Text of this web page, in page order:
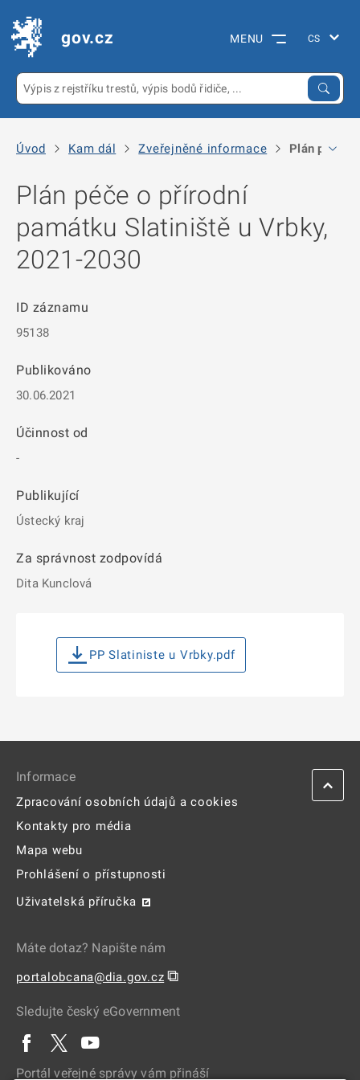
gov.cz MENU
Úvod Kam dál Zveřejněné informace Plán péče
Plán péče o přírodní
památku Slatiniště u Vrbky,
2021-2030
ID záznamu
95138
Publikováno
30.06.2021
Účinnost od
-
Publikující
Ústecký kraj
Za správnost zodpovídá
Dita Kunclová
PP Slatiniste u Vrbky.pdf
Informace
Zpracování osobních údajů a cookies
Kontakty pro média
Mapa webu
Prohlášení o přístupnosti
Uživatelská příručka
Máte dotaz? Napište nám
portalobcana@dia.gov.cz ⧉
Sledujte český eGovernment
Portál veřejné správy vám přináší